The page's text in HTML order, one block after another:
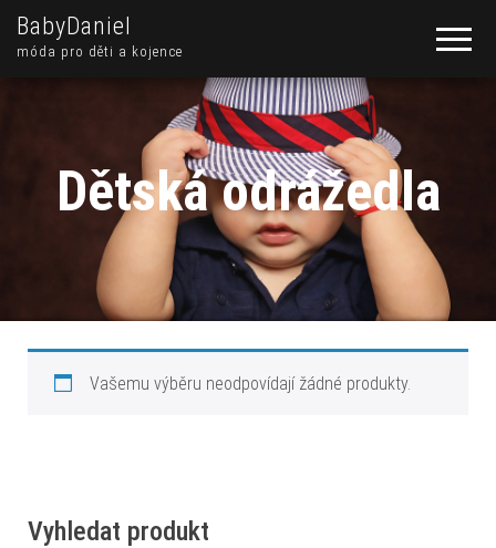
BabyDaniel
móda pro děti a kojence
Dětská odrážedla
Vašemu výběru neodpovídají žádné produkty.
Vyhledat produkt